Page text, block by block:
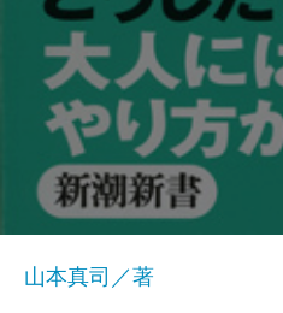
山本真司／著